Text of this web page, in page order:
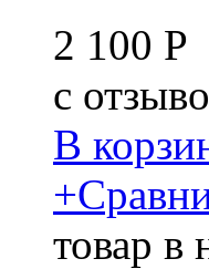
2 100 Р
c
В
+
товар в